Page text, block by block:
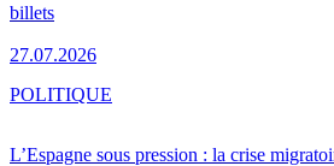
billets
27.07.2026
L’Espagne sous pression : la crise
POLITIQUE